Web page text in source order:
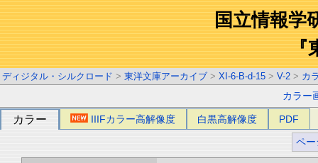
国立情報学
『
ディジタル・シルクロード > 東洋文庫アーカイブ > XI-6-B-d-15 > V-2 > カ
カラー
カラー IIIFカラー高解像度 白黒高解像度 PDF
ペー